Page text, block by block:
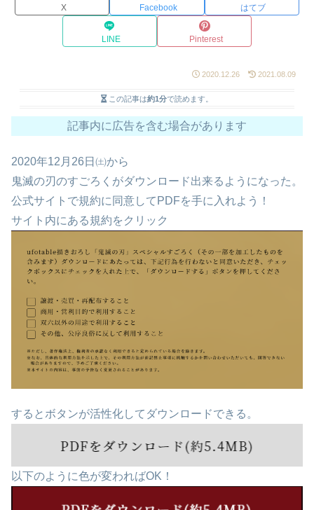
X Facebook はてブ
LINE Pinterest
2020.12.26 2021.08.09
この記事は約1分で読めます。
記事内に広告を含む場合があります
2020年12月26日㈯から
鬼滅の刃のすごろくがダウンロード出来るようになった。
公式サイトで規約に同意してPDFを手に入れよう！
サイト内にある規約をクリック
するとボタンが活性化してダウンロードできる。
以下のように色が変わればOK！